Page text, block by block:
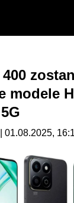
modele
01.08.2025,